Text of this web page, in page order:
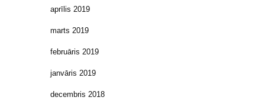
aprīlis 2019
marts 2019
februāris 2019
janvāris 2019
decembris 2018